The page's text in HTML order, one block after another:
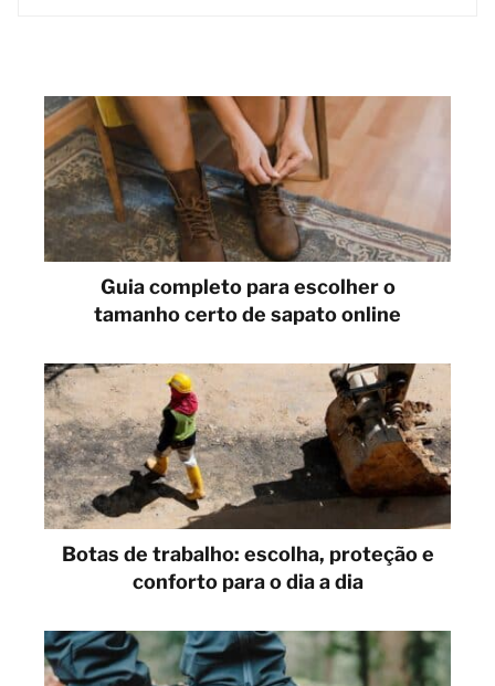
Guia completo para escolher o
tamanho certo de sapato online
Botas de trabalho: escolha, proteção e
conforto para o dia a dia